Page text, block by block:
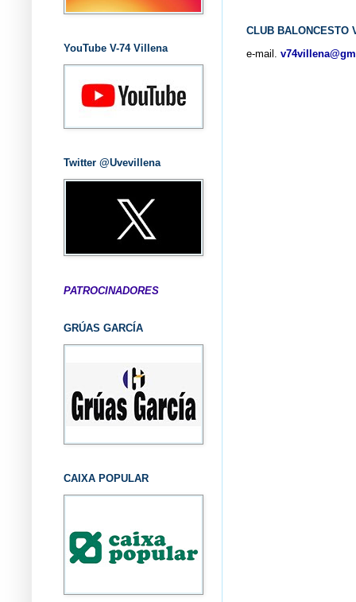
CLUB BALONCESTO
e-mail.
YouTube V-74 Villena
Twitter @Uvevillena
PATROCINADORES
GRÚAS GARCÍA
CAIXA POPULAR